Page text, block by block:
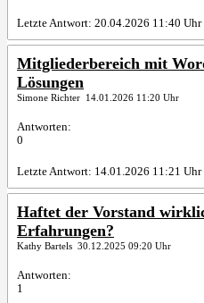
Letzte Antwort: 20.04.2026 11:40 Uhr
Mitgliederbereich mit
Lösungen
Simone Richter 14.01.2026 11:20 Uhr
Antworten:
0
Letzte Antwort: 14.01.2026 11:21 Uhr
Haftet der Vorstand
Erfahrungen?
Kathy Bartels 30.12.2025 09:20 Uhr
Antworten:
1